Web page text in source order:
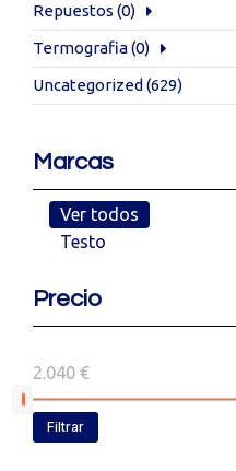
Repuestos (0)
Termografia(0)
Uncategorized (629)
Marcas
Ver todos
Testo
Precio
2.040 €
Filtrar